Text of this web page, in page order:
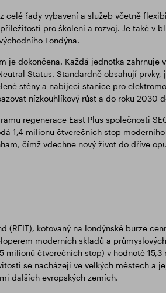
z celé řady vybavení a služeb včetně
pro školení a rozvoj. Je také v
Londýna.
je dokončena. Každá jednotka
Status. Standardně obsahují
stěny a nabíjecí stanice pro
nízkouhlíkový růst a do roku 2030
regenerace East Plus společnosti
1,4 milionu čtverečních stop
čímž vdechne nový život do dříve
(REIT), kotovaný na londýnské burze
moderních skladů a
čtverečních stop) v hodnotě 15,3
se nacházejí ve velkých městech a
dalších evropských zemích.